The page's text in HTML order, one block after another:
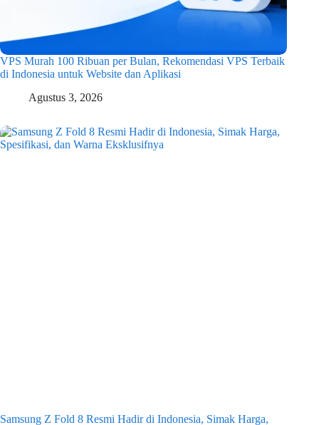
VPS Murah 100 Ribuan per Bulan, Rekomendasi VPS Terbaik
di Indonesia untuk Website dan Aplikasi
Agustus 3, 2026
Samsung Z Fold 8 Resmi Hadir di Indonesia, Simak Harga,